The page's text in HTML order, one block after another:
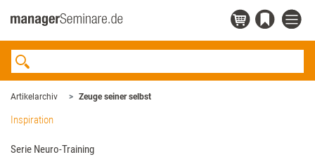
Artikelarchiv Zeuge seiner selbst
Inspiration
Serie Neuro-Training